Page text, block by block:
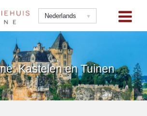
Nederlands
Kastelen en Tuinen